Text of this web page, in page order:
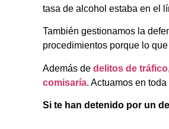
tasa de alcohol estaba en el
También gestionamos la
procedimientos porque lo
Además de delitos de tráfico
comisaría. Actuamos en
Si te han detenido por un